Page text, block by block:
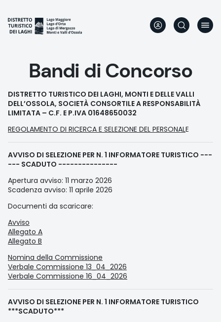
main
content
Bandi di Concorso
DISTRETTO TURISTICO DEI LAGHI, MONTI E DELLE VALLI
DELL’OSSOLA, SOCIETÀ CONSORTILE A RESPONSABILITÀ
LIMITATA – C.F. E P.IVA 01648650032
REGOLAMENTO DI RICERCA E SELEZIONE DEL PERSONALE
AVVISO DI SELEZIONE PER N. 1 INFORMATORE TURISTICO ---
--- SCADUTO ---------------
Apertura avviso: 11 marzo 2026
Scadenza avviso: 11 aprile 2026
Documenti da scaricare:
Avviso
Allegato A
Allegato B
Nomina della Commissione
Verbale Commissione 13_04_2026
Verbale Commissione 16_04_2026
AVVISO DI SELEZIONE PER N. 1 INFORMATORE TURISTICO
***SCADUTO***